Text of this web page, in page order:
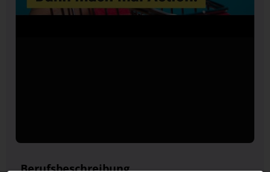
Berufsbeschreibung